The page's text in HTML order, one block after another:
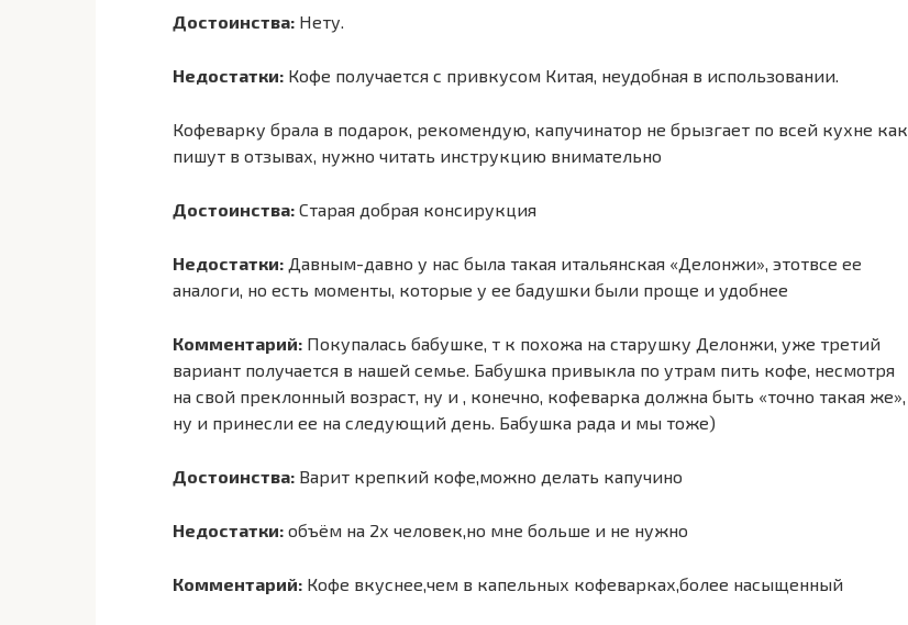
Достоинства: Нету.
Недостатки: Кофе получается с привкусом Китая, неудобная в использовании.
Кофеварку брала в подарок, рекомендую, капучинатор не брызгает по всей кухне как
пишут в отзывах, нужно читать инструкцию внимательно
Достоинства: Старая добрая консирукция
Недостатки: Давным-давно у нас была такая итальянская «Делонжи», этотвсе ее
аналоги, но есть моменты, которые у ее бадушки были проще и удобнее
Комментарий: Покупалась бабушке, т к похожа на старушку Делонжи, уже третий
вариант получается в нашей семье. Бабушка привыкла по утрам пить кофе, несмотря
на свой преклонный возраст, ну и , конечно, кофеварка должна быть «точно такая же»,
ну и принесли ее на следующий день. Бабушка рада и мы тоже)
Достоинства: Варит крепкий кофе,можно делать капучино
Недостатки: объём на 2х человек,но мне больше и не нужно
Комментарий: Кофе вкуснее,чем в капельных кофеварках,более насыщенный